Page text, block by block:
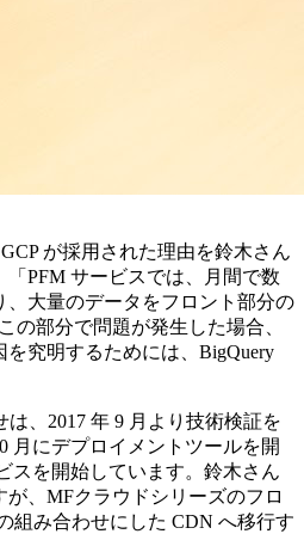
が採用された理由を鈴木さん
PFM サービスでは、月間で数
大量のデータをフロント部分の
の部分で問題が発生した場合、
究明するためには、BigQuery
は、2017 年 9 月より技術検証を
月にデプロイメントツールを開
スを開始しています。鈴木さん
、MFクラウドシリーズのフロ
組み合わせにした CDN へ移行す